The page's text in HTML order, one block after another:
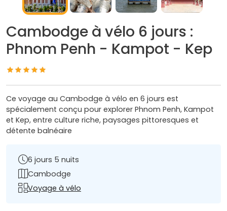
Cambodge à vélo 6 jours :
Phnom Penh - Kampot - Kep
Ce voyage au Cambodge à vélo en 6 jours est
spécialement conçu pour explorer Phnom Penh, Kampot
et Kep, entre culture riche, paysages pittoresques et
détente balnéaire
6 jours 5 nuits
Cambodge
Voyage à vélo